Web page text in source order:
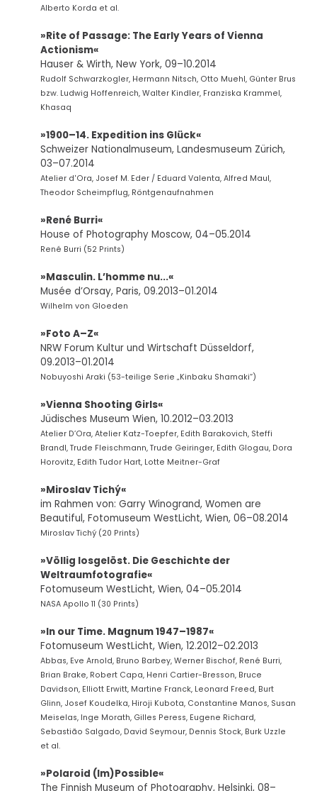
Alberto Korda et al.
»Rite of Passage: The Early Years of Vienna
Actionism«
Hauser & Wirth, New York, 09–10.2014
Rudolf Schwarzkogler, Hermann Nitsch, Otto Muehl, Günter Brus
bzw. Ludwig Hoffenreich, Walter Kindler, Franziska Krammel,
Khasaq
»1900–14. Expedition ins Glück«
Schweizer Nationalmuseum, Landesmuseum Zürich,
03–07.2014
Atelier d'Ora, Josef M. Eder / Eduard Valenta, Alfred Maul,
Theodor Scheimpflug, Röntgenaufnahmen
»René Burri«
House of Photography Moscow, 04–05.2014
René Burri (52 Prints)
»Masculin. L’homme nu...«
Musée d’Orsay, Paris, 09.2013–01.2014
Wilhelm von Gloeden
»Foto A–Z«
NRW Forum Kultur und Wirtschaft Düsseldorf,
09.2013–01.2014
Nobuyoshi Araki (53-teilige Serie „Kinbaku Shamaki“)
»Vienna Shooting Girls«
Jüdisches Museum Wien, 10.2012–03.2013
Atelier D’Ora, Atelier Katz-Toepfer, Edith Barakovich, Steffi
Brandl, Trude Fleischmann, Trude Geiringer, Edith Glogau, Dora
Horovitz, Edith Tudor Hart, Lotte Meitner-Graf
»Miroslav Tichý«
im Rahmen von: Garry Winogrand, Women are
Beautiful, Fotomuseum WestLicht, Wien, 06–08.2014
Miroslav Tichý (20 Prints)
»Völlig losgelöst. Die Geschichte der
Weltraumfotografie«
Fotomuseum WestLicht, Wien, 04–05.2014
NASA Apollo 11 (30 Prints)
»In our Time. Magnum 1947–1987«
Fotomuseum WestLicht, Wien, 12.2012–02.2013
Abbas, Eve Arnold, Bruno Barbey, Werner Bischof, René Burri,
Brian Brake, Robert Capa, Henri Cartier-Bresson, Bruce
Davidson, Elliott Erwitt, Martine Franck, Leonard Freed, Burt
Glinn, Josef Koudelka, Hiroji Kubota, Constantine Manos, Susan
Meiselas, Inge Morath, Gilles Peress, Eugene Richard,
Sebastião Salgado, David Seymour, Dennis Stock, Burk Uzzle
et al.
»Polaroid (Im)Possible«
The Finnish Museum of Photography, Helsinki, 08–